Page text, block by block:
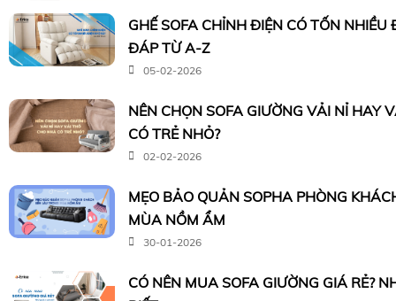
GHẾ SOFA CHỈNH ĐIỆN CÓ TỐN NHIỀU
ĐÁP TỪ A-Z
05-02-2026
NÊN CHỌN SOFA GIƯỜNG VẢI NỈ HAY
CÓ TRẺ NHỎ?
02-02-2026
MẸO BẢO QUẢN SOPHA PHÒNG
MÙA NỒM ẨM
30-01-2026
CÓ NÊN MUA SOFA GIƯỜNG GIÁ RẺ?